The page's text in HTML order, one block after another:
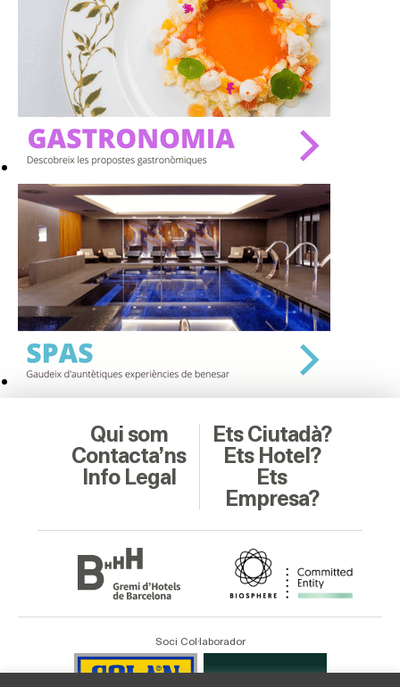
SALES
Activitats
On?
Qui som
Contacta’ns
Info Legal
Ets Ciutadà?
Ets Hotel?
Ets
Empresa?
Soci Col·laborador